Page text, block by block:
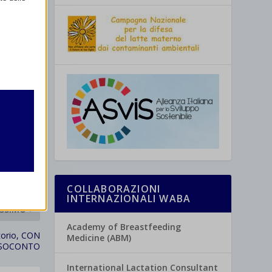
CON
COLLABORAZIONI
INTERNAZIONALI WABA
Academy of Breastfeeding
Medicine (ABM)
International Lactation Consultant